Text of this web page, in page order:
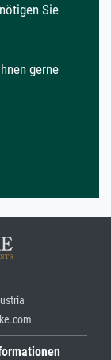
Sie
gerne